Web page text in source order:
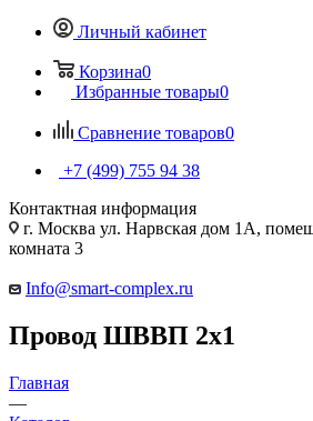
Личный кабинет
Корзина0
Избранные товары0
Сравнение товаров0
+7 (499) 755 94 38
Контактная информация
г. Москва ул. Нарвская дом 1А,
комната 3
Info@smart-complex.ru
Провод ШВВП 2х1
Главная
—